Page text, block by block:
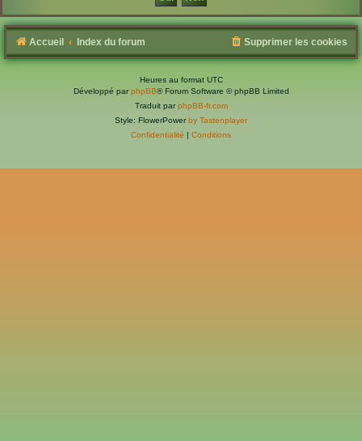
h
r
Accueil Index du forum Supprimer les cookies
Heures au format UTC
Développé par phpBB® Forum Software © phpBB Limited
Traduit par phpBB-fr.com
Style: FlowerPower by Tastenplayer
Confidentialité | Conditions